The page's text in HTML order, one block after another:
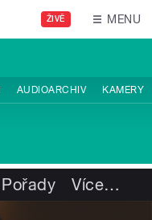
ŽIVĚ MENU
AUDIOARCHIV KAMERY
Pořady Více…